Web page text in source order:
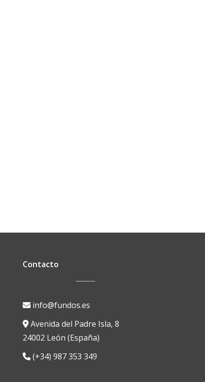
Contacto
info@fundos.es
Avenida del Padre Isla, 8
24002 León (España)
(+34) 987 353 349